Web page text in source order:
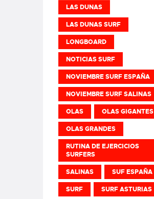
LAS DUNAS
LAS DUNAS SURF
LONGBOARD
NOTICIAS SURF
NOVIEMBRE SURF ESPAÑA
NOVIEMBRE SURF SALINAS
OLAS OLAS GIGANTES
OLAS GRANDES
RUTINA DE EJERCICIOS
SURFERS
SALINAS SUF ESPAÑA
SURF SURF ASTURIAS